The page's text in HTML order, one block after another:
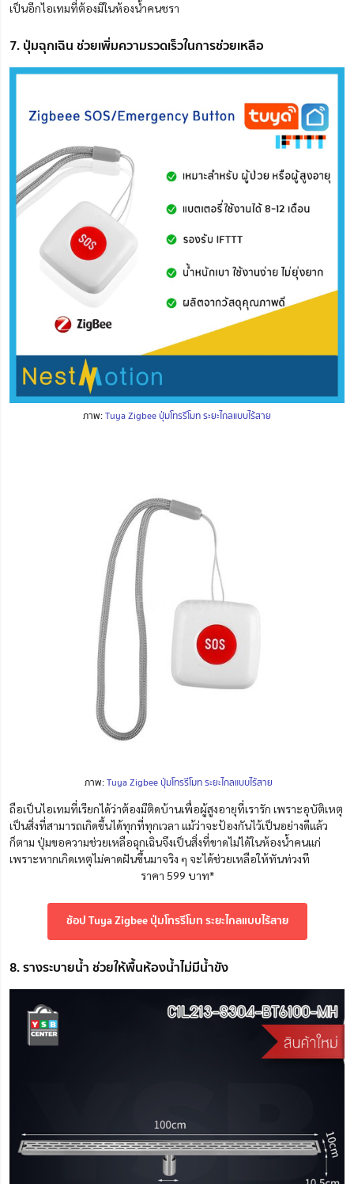
เป็นอีกไอเทมที่ต้องมีในห้องน้ำคนชรา
7. ปุ่มฉุกเฉิน ช่วยเพิ่มความรวดเร็วในการช่วยเหลือ
ภาพ:Tuya Zigbee ปุ่มโทรรีโมท ระยะไกลแบบไร้สาย
ภาพ:Tuya Zigbee ปุ่มโทรรีโมท ระยะไกลแบบไร้สาย
ถือเป็นไอเทมที่เรียกได้ว่าต้องมีติดบ้านเพื่อผู้สูงอายุที่เรารัก เพราะอุบัติเหตุ
เป็นสิ่งที่สามารถเกิดขึ้นได้ทุกที่ทุกเวลา แม้ว่าจะป้องกันไว้เป็นอย่างดีแล้ว
ก็ตาม ปุ่มขอความช่วยเหลือฉุกเฉินจึงเป็นสิ่งที่ขาดไม่ได้ในห้องน้ำคนแก่
เพราะหากเกิดเหตุไม่คาดฝันขึ้นมาจริง ๆ จะได้ช่วยเหลือให้ทันท่วงที
ราคา 599 บาท*
ช้อป Tuya Zigbee ปุ่มโทรรีโมท ระยะไกลแบบไร้สาย
8. รางระบายน้ำ ช่วยให้พื้นห้องน้ำไม่มีน้ำขัง